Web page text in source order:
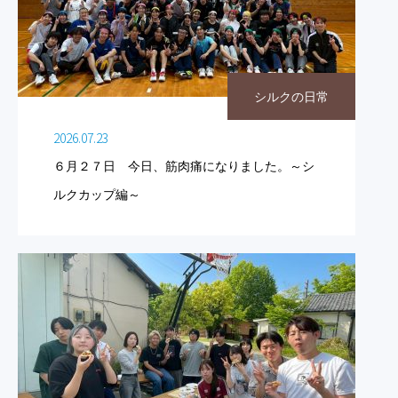
シルクの日常
2026.07.23
６月２７日 今日、筋肉痛になりました。～シ
ルクカップ編～